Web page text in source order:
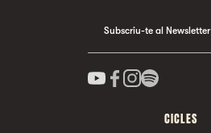
Subscriu-te al Newsletter
CICLES